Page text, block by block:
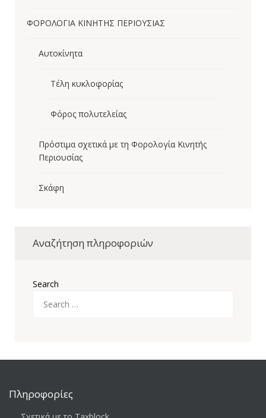
ΦΟΡΟΛΟΓΙΑ ΚΙΝΗΤΗΣ ΠΕΡΙΟΥΣΙΑΣ
Αυτοκίνητα
Τέλη κυκλοφορίας
Φόρος πολυτελείας
Πρόστιμα σχετικά με τη Φορολογία Κινητής
Περιουσίας
Σκάφη
Αναζήτηση πληροφοριών
Search
Πληροφορίες